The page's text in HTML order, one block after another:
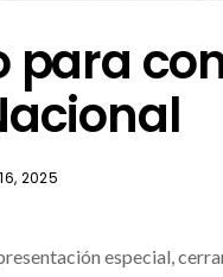
para
2025
especial,